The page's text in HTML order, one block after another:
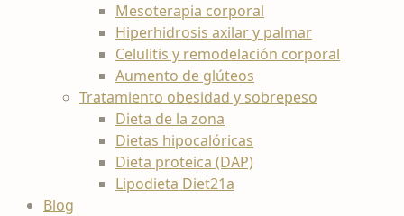
Mesoterapia corporal
Hiperhidrosis axilar y palmar
Celulitis y remodelación corporal
Aumento de glúteos
Tratamiento obesidad y sobrepeso
Dieta de la zona
Dietas hipocalóricas
Dieta proteica (DAP)
Lipodieta Diet21a
Blog